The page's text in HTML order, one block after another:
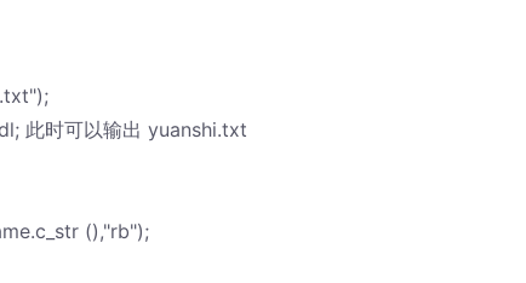
此时可以输出 yuanshi.txt
(),"rb");